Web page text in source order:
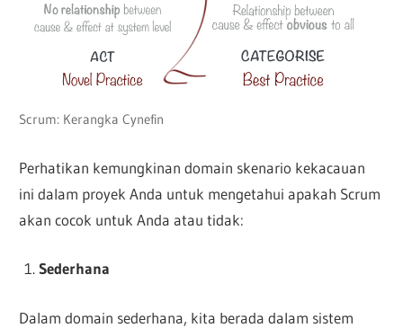
Scrum: Kerangka Cynefin
Perhatikan kemungkinan domain skenario kekacauan
ini dalam proyek Anda untuk mengetahui apakah Scrum
akan cocok untuk Anda atau tidak:
Sederhana
Dalam domain sederhana, kita berada dalam sistem